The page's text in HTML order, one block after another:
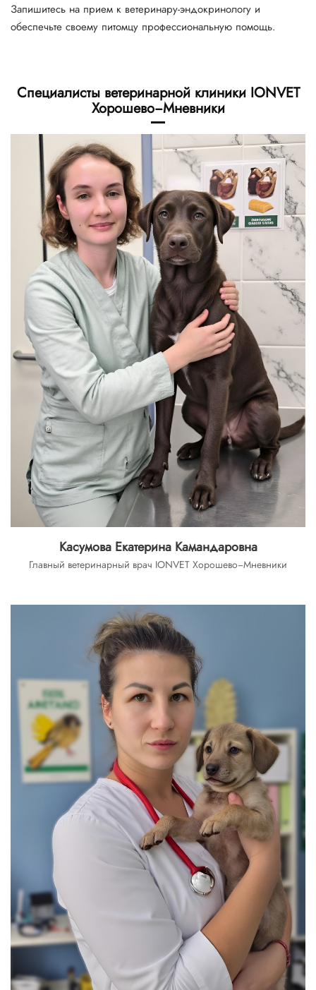
Запишитесь на прием к ветеринару-эндокринологу и
обеспечьте своему питомцу профессиональную помощь.
Специалисты ветеринарной клиники IONVET
Хорошево−Мневники
Касумова Екатерина Камандаровна
Главный ветеринарный врач IONVET Хорошево−Мневники